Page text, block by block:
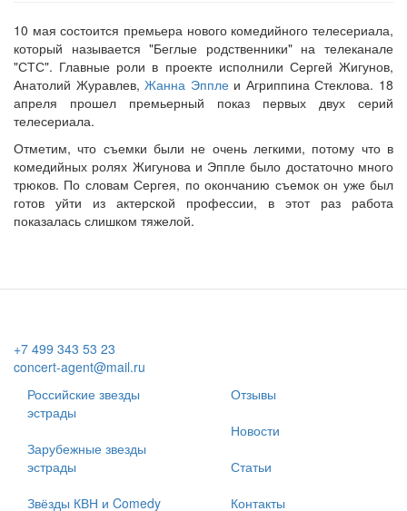
10 мая состоится премьера нового комедийного телесериала,
который называется "Беглые родственники" на телеканале
"СТС". Главные роли в проекте исполнили Сергей Жигунов,
Анатолий Журавлев,Жанна Эпплеи Агриппина Стеклова. 18
апреля прошел премьерный показ первых двух серий
телесериала.
Отметим, что съемки были не очень легкими, потому что в
комедийных ролях Жигунова и Эппле было достаточно много
трюков. По словам Сергея, по окончанию съемок он уже был
готов уйти из актерской профессии, в этот раз работа
показалась слишком тяжелой.
+7 499 343 53 23
concert-agent@mail.ru
Российские звезды
эстрады
Зарубежные звезды
эстрады
Звёзды КВН и Comedy
Отзывы
Новости
Статьи
Контакты